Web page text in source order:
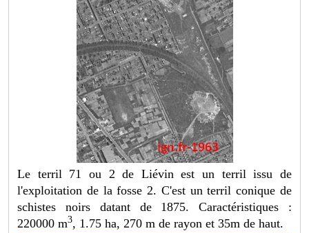
Le terril 71 ou 2 de Liévin est un terril issu de
l'exploitation de la fosse 2. C'est un terril conique de
schistes noirs datant de 1875. Caractéristiques :
220000 m3, 1.75 ha, 270 m de rayon et 35m de haut.